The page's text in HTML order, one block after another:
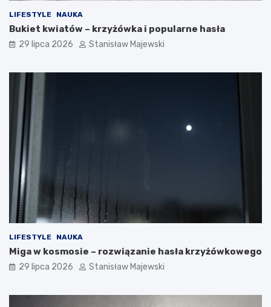
LIFESTYLE NAUKA
Bukiet kwiatów – krzyżówka i popularne hasła
29 lipca 2026 Stanisław Majewski
LIFESTYLE NAUKA
Miga w kosmosie – rozwiązanie hasła krzyżówkowego
29 lipca 2026 Stanisław Majewski